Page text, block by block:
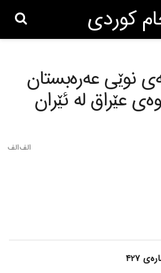
نوێی عه‌ره‌بستان
عێراق له‌ ئێران
427